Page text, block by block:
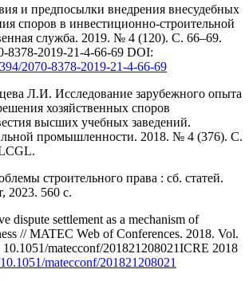
и предпосылки внедрения вне­судебных
споров в инвестиционно-строительной
служба. 2019. № 4 (120). С. 66–69.
8378-2019-21-4-66-69 DOI:
2070-8378-2019-21-4-66-69
Л.И. Исследование зарубежного опыта
хозяйственных споров
высших учебных заведений.
промышленности. 2018. № 4 (376). С.
строительного права : сб. статей.
2023. 560 с.
dispute settlement as a mechanism of
// MATEC Web of Conferences. 2018. Vol.
matecconf/201821208021ICRE 2018
matecconf/201821208021